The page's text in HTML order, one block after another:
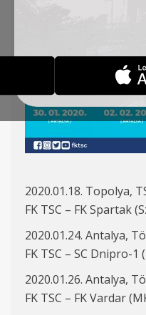
2020.01.18. Topolya,
FK TSC – FK Spartak
2020.01.24. Antalya,
FK TSC – SC Dnipro-1
2020.01.26. Antalya,
FK TSC – FK Vardar